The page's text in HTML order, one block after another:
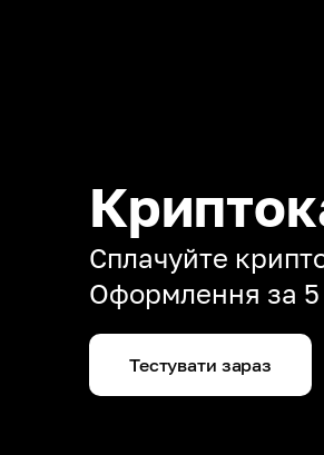
Сплачуйте
Оформлення за 5
Тестувати зараз